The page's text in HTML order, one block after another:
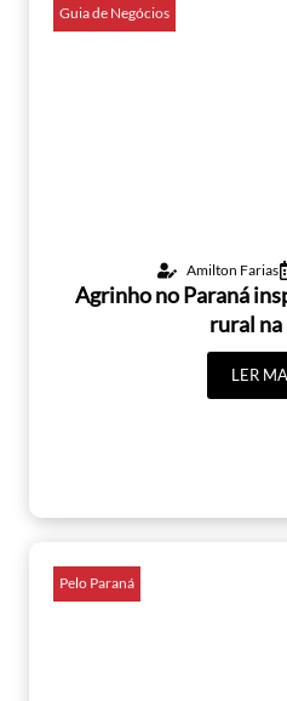
Guia de Negócios
Amilton Farias
Agrinho no Paraná
rural na
LER
Pelo Paraná